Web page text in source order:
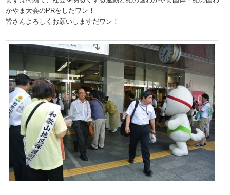
かやま大会のPRをしたワン！
皆さんよろしくお願いしますだワン！